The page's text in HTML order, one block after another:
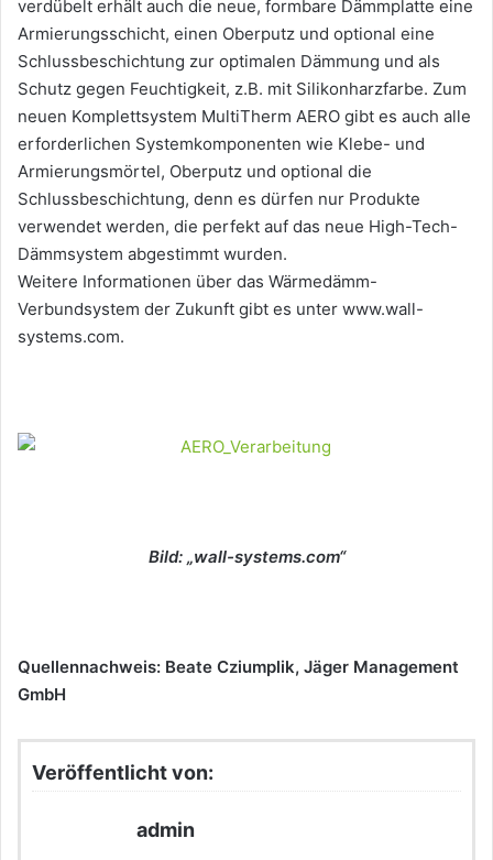
verdübelt erhält auch die neue, formbare Dämmplatte eine
Armierungsschicht, einen Oberputz und optional eine
Schlussbeschichtung zur optimalen Dämmung und als
Schutz gegen Feuchtigkeit, z.B. mit Silikonharzfarbe. Zum
neuen Komplettsystem MultiTherm AERO gibt es auch alle
erforderlichen Systemkomponenten wie Klebe- und
Armierungsmörtel, Oberputz und optional die
Schlussbeschichtung, denn es dürfen nur Produkte
verwendet werden, die perfekt auf das neue High-Tech-
Dämmsystem abgestimmt wurden.
Weitere Informationen über das Wärmedämm-
Verbundsystem der Zukunft gibt es unter www.wall-
systems.com.
Bild: „wall-systems.com“
Quellennachweis: Beate Cziumplik, Jäger Management
GmbH
Veröffentlicht von:
admin